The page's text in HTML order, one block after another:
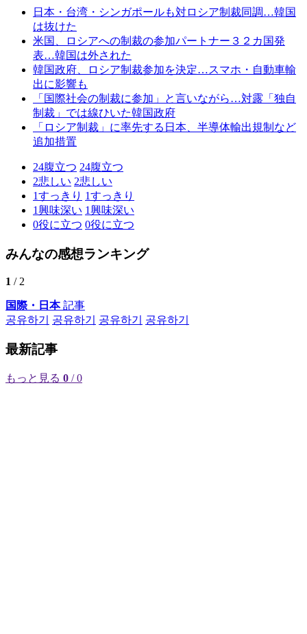
日本・台湾・シンガポールも対ロシア制裁同調…韓国
は抜けた
米国、ロシアへの制裁の参加パートナー３２カ国発
表…韓国は外された
韓国政府、ロシア制裁参加を決定…スマホ・自動車輸
出に影響も
「国際社会の制裁に参加」と言いながら…対露「独自
制裁」では線ひいた韓国政府
「ロシア制裁」に率先する日本、半導体輸出規制など
追加措置
24腹立つ 24腹立つ
2悲しい 2悲しい
1すっきり 1すっきり
1興味深い 1興味深い
0役に立つ 0役に立つ
みんなの感想ランキング
1 / 2
国際・日本記事
공유하기
공유하기 공유하기 공유하기
最新記事
もっと見る 0 / 0